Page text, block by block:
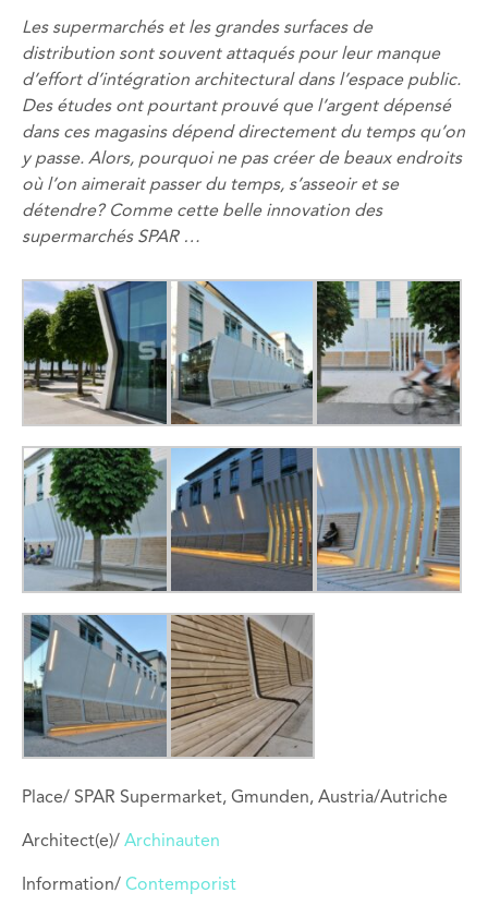
Les supermarchés et les grandes surfaces de
distribution sont souvent attaqués pour leur manque
d’effort d’intégration architectural dans l’espace public.
Des études ont pourtant prouvé que l’argent dépensé
dans ces magasins dépend directement du temps qu’on
y passe. Alors, pourquoi ne pas créer de beaux endroits
où l’on aimerait passer du temps, s’asseoir et se
détendre? Comme cette belle innovation des
supermarchés SPAR …
Place/ SPAR Supermarket, Gmunden, Austria/Autriche
Architect(e)/ Archinauten
Information/ Contemporist